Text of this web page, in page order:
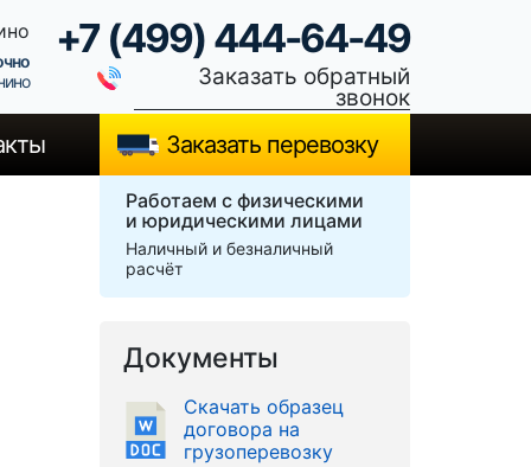
+7 (499) 444-64-49
Заказать обратный
звонок
Заказать перевозку
Работаем с физическими
и юридическими лицами
Наличный и безналичный
расчёт
Документы
Скачать образец
договора на
грузоперевозку